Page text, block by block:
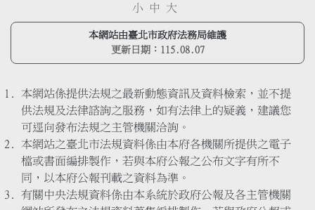
小 中 大
本網站由臺北市政府法務局維護
更新日期： 115.08.07
本網站係提供法規之最新動態資訊及資料檢索，並不提
供法規及法律諮詢之服務，如有法律上的疑義，建議您
可逕向發布法規之主管機關洽詢。
本網站之臺北市法規資料係由本府各機關所提供之電子
檔或書面編排製作，若與本府公報之公布文字有所不
同，以本府公報刊載之資料為準。
有關中央法規資料係由本系統於政府公報及各主管機關